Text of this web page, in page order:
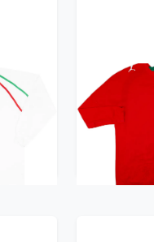
Shirt
v
2006 Iran
Away L/S
1827